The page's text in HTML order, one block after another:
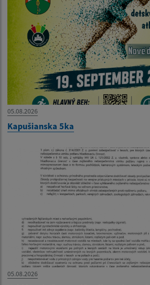
05.08.2026
Kapušianska 5ka
05.08.2026